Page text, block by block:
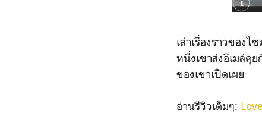
เล่าเรื่องราวของ
หนึ่งเขาส่งอีเมล์คุ
ของเขาเปิดเผย
อ่านรีวิวเต็มๆ: